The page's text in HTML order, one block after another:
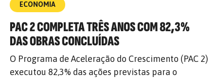
ECONOMIA
PAC 2 COMPLETA TRÊS ANOS COM 82,3%
DAS OBRAS CONCLUÍDAS
O Programa de Aceleração do Crescimento (PAC 2)
executou 82,3% das ações previstas para o